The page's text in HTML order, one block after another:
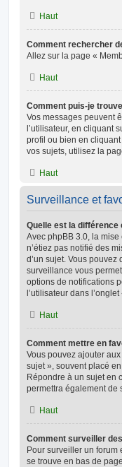
Haut
Comment rechercher
Allez sur la page «
Haut
Comment puis-je
Vos messages peuvent
l’utilisateur, en cliquant
profil ou bien en
vos sujets, utilisez la
Haut
Surveillance et
Quelle est la
Avec phpBB 3.0, la
n’étiez pas notifié des
d’un sujet. Vous
surveillance vous
options de notifications
l’utilisateur dans
Haut
Comment mettre en
Vous pouvez ajouter
sujet », souvent placé
Répondre à un sujet en
permettra également de
Haut
Comment surveiller
Pour surveiller un forum
se trouve en bas de page.